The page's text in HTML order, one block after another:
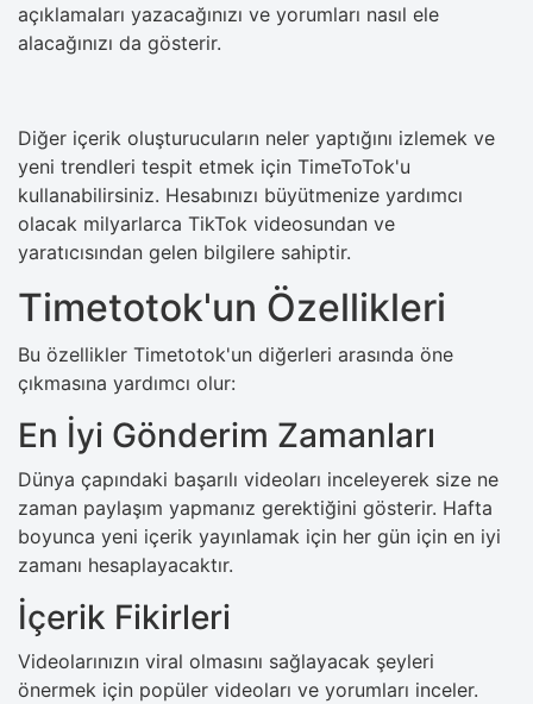
açıklamaları yazacağınızı ve yorumları nasıl ele
alacağınızı da gösterir.
Diğer içerik oluşturucuların neler yaptığını izlemek ve
yeni trendleri tespit etmek için TimeToTok'u
kullanabilirsiniz. Hesabınızı büyütmenize yardımcı
olacak milyarlarca TikTok videosundan ve
yaratıcısından gelen bilgilere sahiptir.
Timetotok'un Özellikleri
Bu özellikler Timetotok'un diğerleri arasında öne
çıkmasına yardımcı olur:
En İyi Gönderim Zamanları
Dünya çapındaki başarılı videoları inceleyerek size ne
zaman paylaşım yapmanız gerektiğini gösterir. Hafta
boyunca yeni içerik yayınlamak için her gün için en iyi
zamanı hesaplayacaktır.
İçerik Fikirleri
Videolarınızın viral olmasını sağlayacak şeyleri
önermek için popüler videoları ve yorumları inceler.